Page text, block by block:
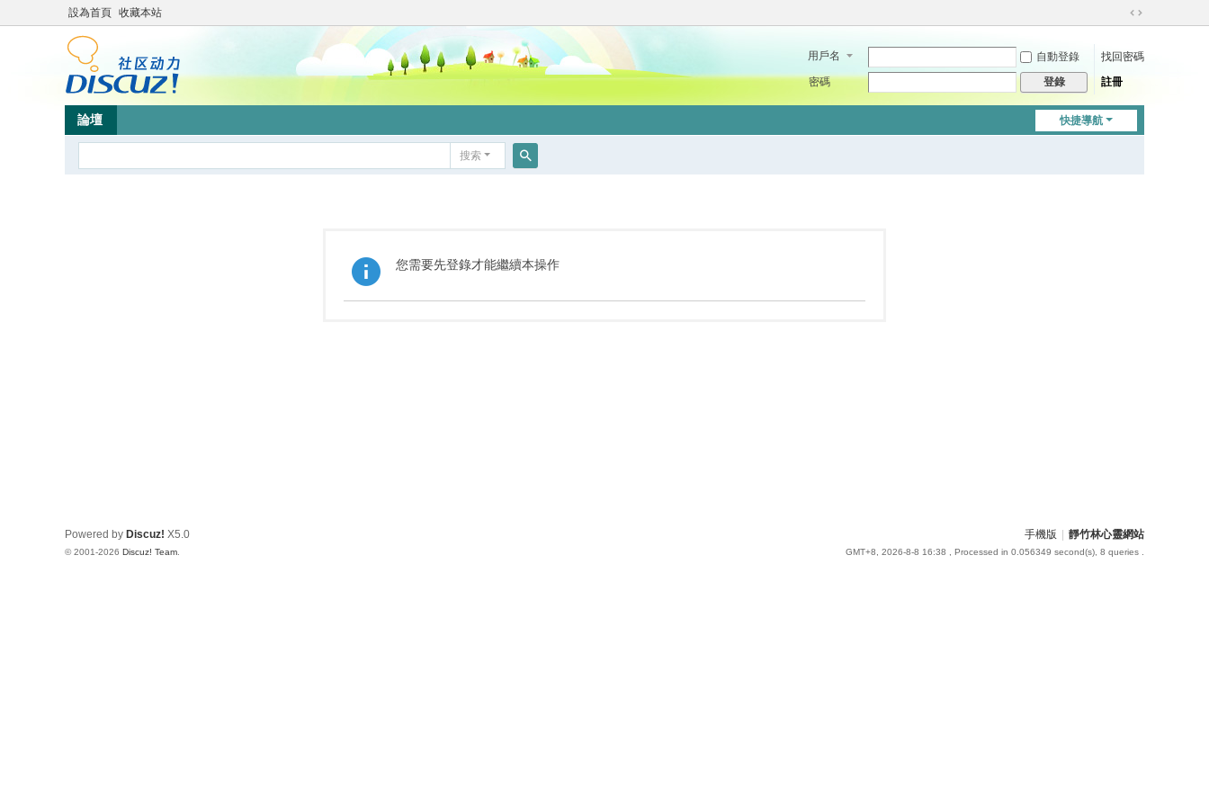
設為首頁 收藏本站
切
到
用戶名 自動登錄
找回密碼
密碼
登錄 註冊
快捷導航
論壇
搜索
您需要先登錄才能繼續本操作
手機版 靜竹林心靈網站
GMT+8, 2026-8-8 16:38 , Processed in 0.056349 second(s), 8 queries .
Powered by Discuz! X5.0
© 2001-2026 Discuz! Team